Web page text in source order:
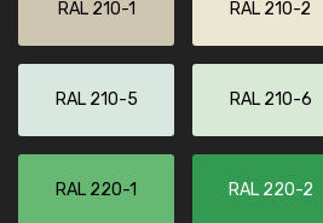
RAL 210-1 RAL 210-2
RAL 210-5 RAL 210-6
RAL 220-1 RAL 220-2